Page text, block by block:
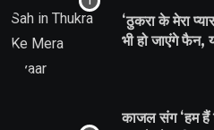
‘ठुकरा के मेरा
भी हो जाएंगे फैन,
काजल संग ‘हम हैं